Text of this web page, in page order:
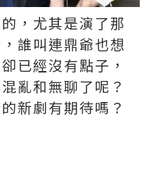
，尤其是演了那
誰叫連鼎爺也想
已經沒有點子，
亂和無聊了呢？
新劇有期待嗎？